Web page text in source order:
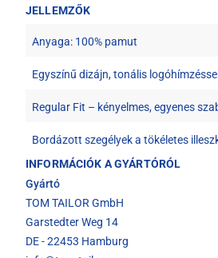
JELLEMZŐK
Anyaga: 100% pamut
Egyszínű dizájn, tonális
Regular Fit – kényelmes, egyenes
Bordázott szegélyek a tökéletes
INFORMÁCIÓK A GYÁRTÓRÓL
Gyártó
TOM TAILOR GmbH
Garstedter Weg 14
DE - 22453 Hamburg